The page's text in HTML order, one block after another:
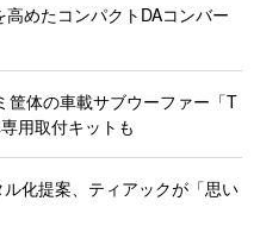
めたコンパクトDAコンバー
筐体の車載サブウーファー「T
用取付キットも
化提案、ティアックが「思い